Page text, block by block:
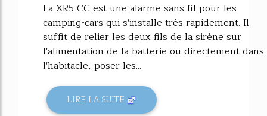
La XR5 CC est une alarme sans fil pour les
camping-cars qui s'installe très rapidement. Il
suffit de relier les deux fils de la sirène sur
l'alimentation de la batterie ou directement dans
l'habitacle, poser les...
LIRE LA SUITE